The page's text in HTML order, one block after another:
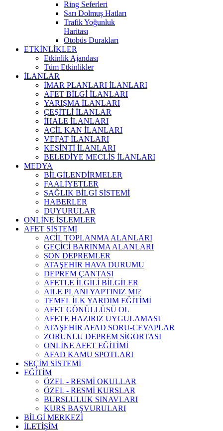
Ring Seferleri
Sarı Dolmuş Hatları
Trafik Yoğunluk
Haritası
Otobüs Durakları
ETKİNLİKLER
Etkinlik Ajandası
Tüm Etkinlikler
İLANLAR
İMAR PLANLARI İLANLARI
AFET BİLGİ İLANLARI
YARIŞMA İLANLARI
ÇEŞİTLİ İLANLAR
İHALE İLANLARI
ACİL KAN İLANLARI
VEFAT İLANLARI
KESİNTİ İLANLARI
BELEDİYE MECLİS İLANLARI
MEDYA
BİLGİLENDİRMELER
FAALİYETLER
SAĞLIK BİLGİ SİSTEMİ
HABERLER
DUYURULAR
ONLİNE İŞLEMLER
AFET SİSTEMİ
ACİL TOPLANMA ALANLARI
GEÇİCİ BARINMA ALANLARI
SON DEPREMLER
ATAŞEHİR HAVA DURUMU
DEPREM ÇANTASI
AFETLE İLGİLİ BİLGİLER
AİLE PLANI YAPTINIZ MI?
TEMEL İLK YARDIM EĞİTİMİ
AFET GÖNÜLLÜSÜ OL
AFETE HAZIRIZ UYGULAMASI
ATAŞEHİR AFAD SORU-CEVAPLAR
ZORUNLU DEPREM SİGORTASI
ONLİNE AFET EĞİTİMİ
AFAD KAMU SPOTLARI
SEÇİM SİSTEMİ
EĞİTİM
ÖZEL - RESMİ OKULLAR
ÖZEL - RESMİ KURSLAR
BURSLULUK SINAVLARI
KURS BAŞVURULARI
BİLGİ MERKEZİ
İLETİŞİM